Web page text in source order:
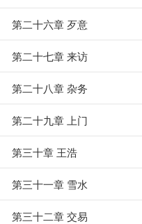
第二十六章 歹意
第二十七章 来访
第二十八章 杂务
第二十九章 上门
第三十章 王浩
第三十一章 雪水
第三十二章 交易